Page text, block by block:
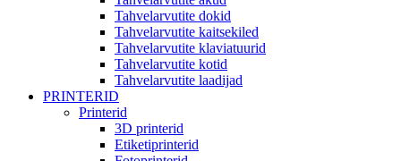
Tahvelarvutite dokid
Tahvelarvutite kaitsekiled
Tahvelarvutite klaviatuurid
Tahvelarvutite kotid
Tahvelarvutite laadijad
PRINTERID
Printerid
3D printerid
Etiketiprinterid